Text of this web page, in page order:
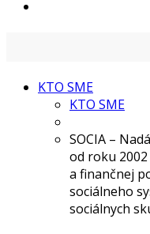
KTO SME
KTO SME
SOCIA –
od roku
a finančnej
sociálneho
sociálnych